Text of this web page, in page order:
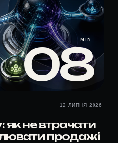
08
MIN
12 ЛИПНЯ 2026
як не втрачати
продажі